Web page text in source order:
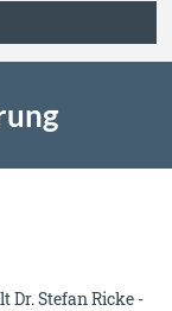
Dr. Stefan Ricke -